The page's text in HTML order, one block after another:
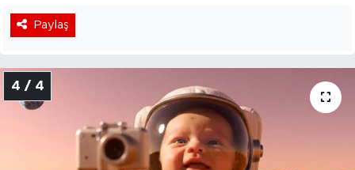
Paylaş
4 / 4